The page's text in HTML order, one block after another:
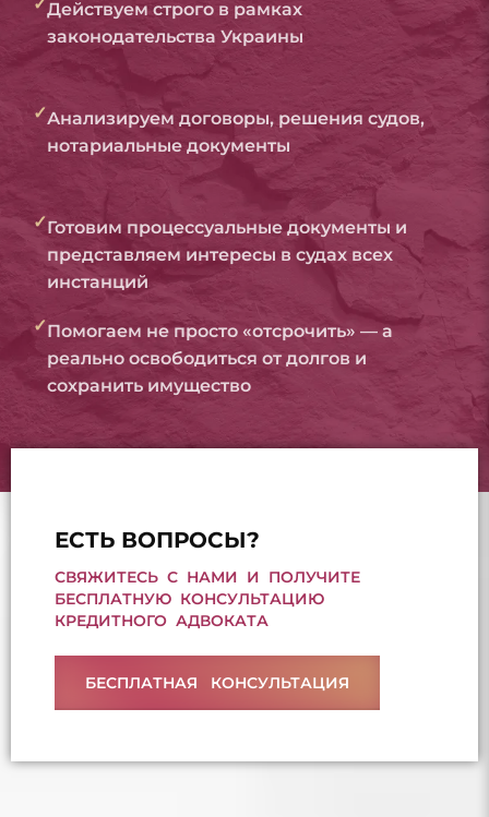
Действуем строго в рамках
законодательства Украины
✓Анализируем договоры, решения судов,
нотариальные документы
✓Готовим процессуальные документы и
представляем интересы в судах всех
инстанций
✓Помогаем не просто «отсрочить» — а
реально освободиться от долгов и
сохранить имущество
ЕСТЬ ВОПРОСЫ?
СВЯЖИТЕСЬ С НАМИ И ПОЛУЧИТЕ
БЕСПЛАТНУЮ КОНСУЛЬТАЦИЮ
КРЕДИТНОГО АДВОКАТА
БЕСПЛАТНАЯ КОНСУЛЬТАЦИЯ